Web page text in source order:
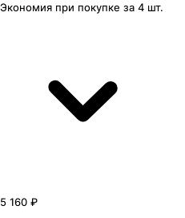
Экономия при покупке за 4 шт.
5 160 ₽